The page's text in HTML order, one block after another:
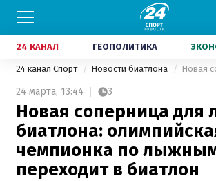
24 КАНАЛ ГЕОПОЛИТИКА
24 канал Спорт Новости биатлона
24 марта, 13:44 3
Новая соперница для
биатлона:
чемпионка по
переходит в биатлон